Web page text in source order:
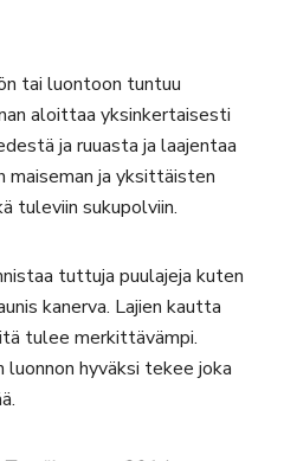
tai luontoon tuntuu
aloittaa yksinkertaisesti
ja ruuasta ja laajentaa
maiseman ja yksittäisten
tuleviin sukupolviin.
tuttuja puulajeja kuten
kanerva. Lajien kautta
tulee merkittävämpi.
hyväksi tekee joka